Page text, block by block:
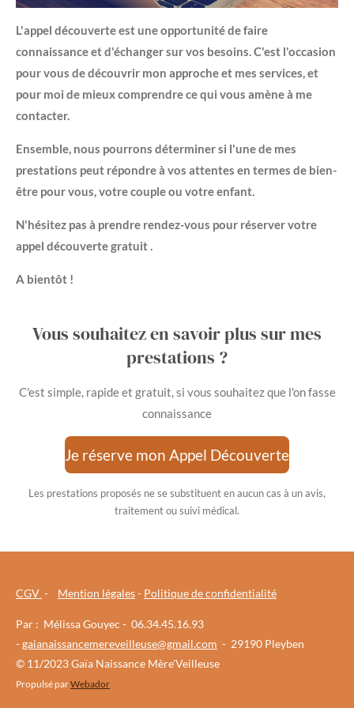
L'appel découverte est une opportunité de faire
connaissance et d'échanger sur vos besoins. C'est l'occasion
pour vous de découvrir mon approche et mes services, et
pour moi de mieux comprendre ce qui vous amène à me
contacter.
Ensemble, nous pourrons déterminer si l'une de mes
prestations peut répondre à vos attentes en termes de bien-
être pour vous, votre couple ou votre enfant.
N'hésitez pas à prendre rendez-vous pour réserver votre
appel découverte gratuit.
A bientôt !
Vous souhaitez en savoir plus sur mes
prestations ?
C'est simple, rapide et gratuit, si vous souhaitez que l'on fasse
connaissance
Je réserve mon Appel Découverte
Les prestations proposés ne se substituent en aucun cas à un avis,
traitement ou suivi médical.
CGV - Mention légales- Politique de confidentialité
Par : Mélissa Gouyec - 06.34.45.16.93
-gaianaissancemereveilleuse@gmail.com - 29190 Pleyben
© 11/2023 Gaïa Naissance Mère'Veilleuse
Propulsé parWebador